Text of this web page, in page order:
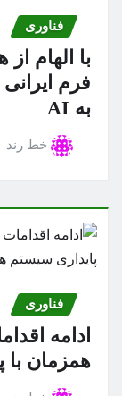
فناوری
با الهام
فرم
به AI
خط رند
فناوری
ادامه
همزمان با